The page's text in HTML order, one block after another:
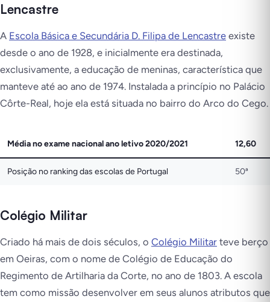
Lencastre
A Escola Básica e Secundária D. Filipa de Lencastre existe
desde o ano de 1928, e inicialmente era destinada,
exclusivamente, a educação de meninas, característica que
manteve até ao ano de 1974. Instalada a princípio no Palácio
Côrte-Real, hoje ela está situada no bairro do Arco do Cego.
Média no exame nacional ano letivo 2020/2021 12,60
Posição no ranking das escolas de Portugal 50ª
Colégio Militar
Criado há mais de dois séculos, o Colégio Militar teve berço
em Oeiras, com o nome de Colégio de Educação do
Regimento de Artilharia da Corte, no ano de 1803. A escola
tem como missão desenvolver em seus alunos atributos que